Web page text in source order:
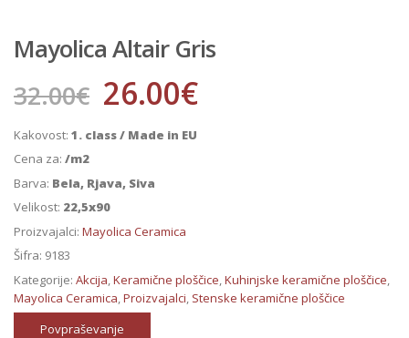
Mayolica Altair Gris
32.00€ 26.00€
Kakovost: 1. class / Made in EU
Cena za: /m2
Barva: Bela, Rjava, Siva
Velikost: 22,5x90
Proizvajalci: Mayolica Ceramica
Šifra: 9183
Kategorije: Akcija Keramične ploščice Kuhinjske keramične ploščice
Mayolica Ceramica Proizvajalci Stenske keramične ploščice
Povpraševanje